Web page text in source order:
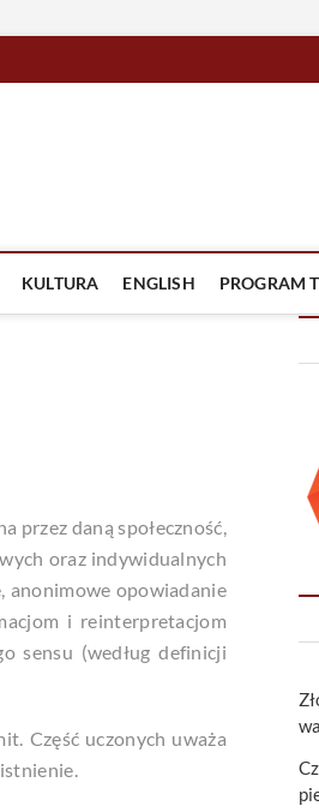
KULTURA ENGLISH PROGRAM
przez daną społeczność,
oraz indywidualnych
anonimowe opowiadanie
i reinterpretacjom
sensu (według definicji
Część uczonych uważa